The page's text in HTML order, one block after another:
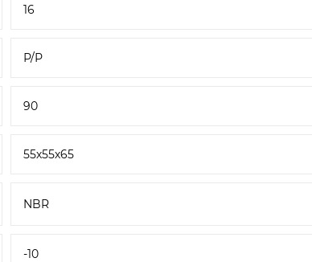
16
Р/Р
90
55х55х65
NBR
-10